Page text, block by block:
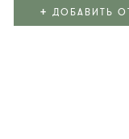
+ ДОБАВИТЬ